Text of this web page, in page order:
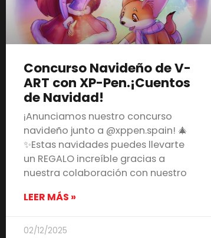
Concurso Navideño de V-
ART con XP-Pen.¡Cuentos
de Navidad!
¡Anunciamos nuestro concurso
navideño junto a @xppen.spain! 🎄
✨Estas navidades puedes llevarte
un REGALO increíble gracias a
nuestra colaboración con nuestro
LEER MÁS »
02/12/2025